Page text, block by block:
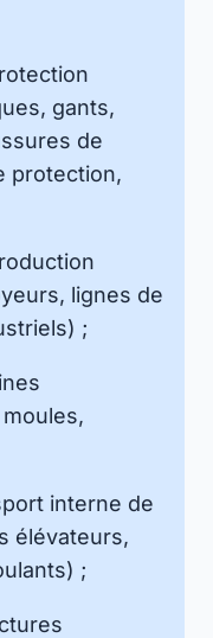
gants,
de
protection,
lignes de
;
interne de
élévateurs,
;